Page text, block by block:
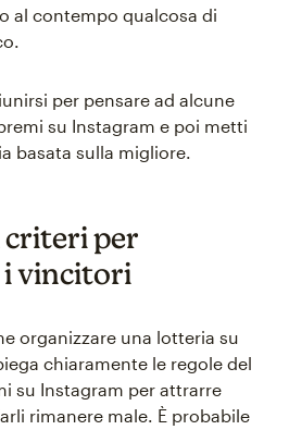
al contempo qualcosa di
per pensare ad alcune
su Instagram e poi metti
basata sulla migliore.
criteri per
i vincitori
organizzare una lotteria su
chiaramente le regole del
su Instagram per attrarre
rimanere male. È probabile